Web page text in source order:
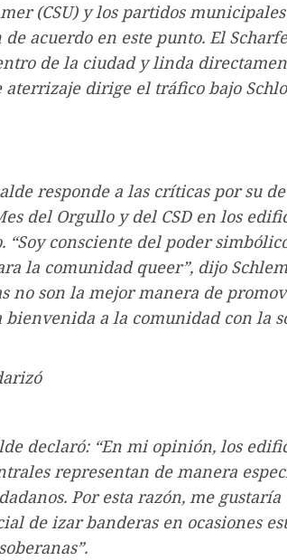
(CSU) y los partidos
acuerdo en este punto. El
de la ciudad y linda
dirige el tráfico bajo
responde a las críticas por su
del Orgullo y del CSD en los
“Soy consciente del poder
la comunidad queer”, dijo
no son la mejor manera de
bienvenida a la comunidad con la
declaró: “En mi opinión, los
representan de manera
Por esta razón, me gustaría
de izar banderas en ocasiones